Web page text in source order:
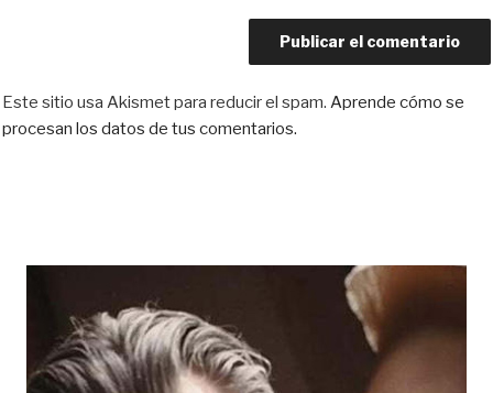
Este sitio usa Akismet para reducir el spam. Aprende cómo se
procesan los datos de tus comentarios.